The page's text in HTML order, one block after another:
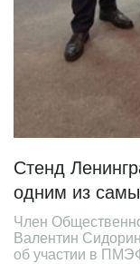
Стенд
одним из
Член
Валентин
об участии в